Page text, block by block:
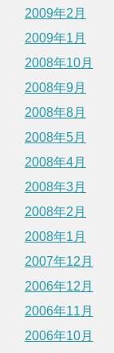
2009年2月
2009年1月
2008年10月
2008年9月
2008年8月
2008年5月
2008年4月
2008年3月
2008年2月
2008年1月
2007年12月
2006年12月
2006年11月
2006年10月